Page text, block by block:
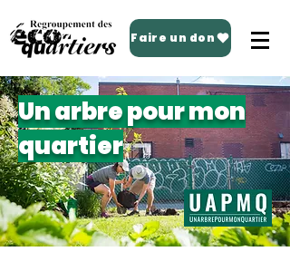
Faire un don
Un arbre pour mon
quartier